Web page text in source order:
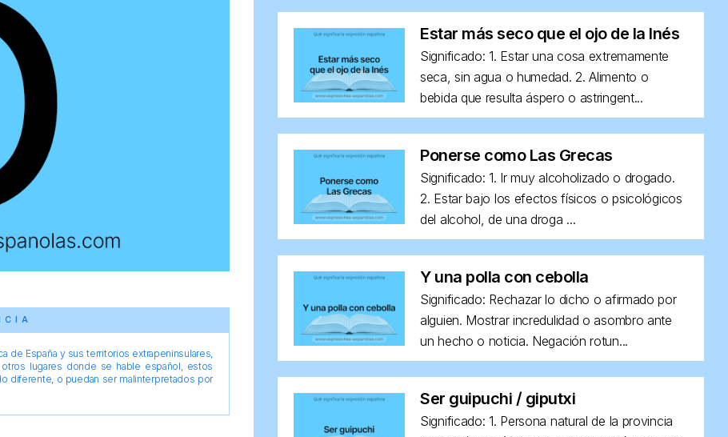
de España y sus territorios extrapeninsulares,
lugares donde se hable español, estos
diferente, o puedan ser malinterpretados por
Estar más seco que el ojo de la Inés
Significado: 1. Estar una cosa extremamente
seca, sin agua o humedad. 2. Alimento o
bebida que resulta áspero o astringent...
Ponerse como Las Grecas
Significado: 1. Ir muy alcoholizado o drogado.
2. Estar bajo los efectos físicos o psicológicos
del alcohol, de una droga ...
Y una polla con cebolla
Significado: Rechazar lo dicho o afirmado por
alguien. Mostrar incredulidad o asombro ante
un hecho o noticia. Negación rotun...
Ser guipuchi / giputxi
Significado: 1. Persona natural de la provincia